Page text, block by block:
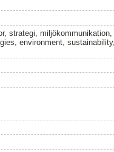
strategi, miljökommunikation,
environment, sustainability,